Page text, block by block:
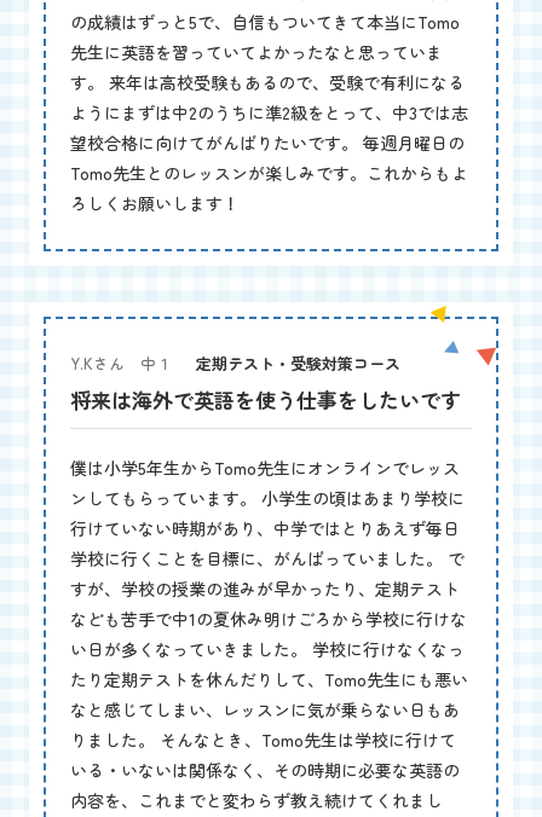
の成績はずっと5で、自信もついてきて本当にTomo
先生に英語を習っていてよかったなと思っていま
す。 来年は高校受験もあるので、受験で有利になる
ようにまずは中2のうちに準2級をとって、中3では志
望校合格に向けてがんばりたいです。 毎週月曜日の
Tomo先生とのレッスンが楽しみです。これからもよ
ろしくお願いします！
Y.Kさん 中１ 定期テスト・受験対策コース
将来は海外で英語を使う仕事をしたいです
僕は小学5年生からTomo先生にオンラインでレッス
ンしてもらっています。 小学生の頃はあまり学校に
行けていない時期があり、中学ではとりあえず毎日
学校に行くことを目標に、がんばっていました。 で
すが、学校の授業の進みが早かったり、定期テスト
なども苦手で中1の夏休み明けごろから学校に行けな
い日が多くなっていきました。 学校に行けなくなっ
たり定期テストを休んだりして、Tomo先生にも悪い
なと感じてしまい、レッスンに気が乗らない日もあ
りました。 そんなとき、Tomo先生は学校に行けて
いる・いないは関係なく、その時期に必要な英語の
内容を、これまでと変わらず教え続けてくれまし